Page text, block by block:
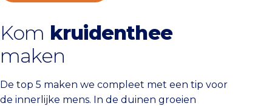
Kom kruidenthee
maken
De top 5 maken we compleet met een tip voor
de innerlijke mens. In de duinen groeien